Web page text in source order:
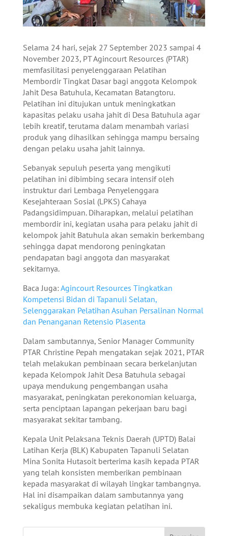
Selama 24 hari, sejak 27 September 2023 sampai 4
November 2023, PT Agincourt Resources (PTAR)
memfasilitasi penyelenggaraan Pelatihan
Membordir Tingkat Dasar bagi anggota Kelompok
Jahit Desa Batuhula, Kecamatan Batangtoru.
Pelatihan ini ditujukan untuk meningkatkan
kapasitas pelaku usaha jahit di Desa Batuhula agar
lebih kreatif, terutama dalam menambah variasi
produk yang dihasilkan sehingga mampu bersaing
dengan pelaku usaha jahit lainnya.
Sebanyak sepuluh peserta yang mengikuti
pelatihan ini dibimbing secara intensif oleh
instruktur dari Lembaga Penyelenggara
Kesejahteraan Sosial (LPKS) Cahaya
Padangsidimpuan. Diharapkan, melalui pelatihan
membordir ini, kegiatan usaha para pelaku jahit di
kelompok jahit Batuhula akan semakin berkembang
sehingga dapat mendorong peningkatan
pendapatan bagi anggota dan masyarakat
sekitarnya.
Baca Juga:Agincourt Resources Tingkatkan
Kompetensi Bidan di Tapanuli Selatan,
Selenggarakan Pelatihan Asuhan Persalinan Normal
dan Penanganan Retensio Plasenta
Dalam sambutannya, Senior Manager Community
PTAR Christine Pepah mengatakan sejak 2021, PTAR
telah melakukan pembinaan secara berkelanjutan
kepada Kelompok Jahit Desa Batuhula sebagai
upaya mendukung pengembangan usaha
masyarakat, peningkatan perekonomian keluarga,
serta penciptaan lapangan pekerjaan baru bagi
masyarakat sekitar tambang.
Kepala Unit Pelaksana Teknis Daerah (UPTD) Balai
Latihan Kerja (BLK) Kabupaten Tapanuli Selatan
Mina Sonita Hutasoit berterima kasih kepada PTAR
yang telah konsisten memberikan pembinaan
kepada masyarakat di wilayah lingkar tambangnya.
Hal ini disampaikan dalam sambutannya yang
sekaligus membuka kegiatan pelatihan ini.